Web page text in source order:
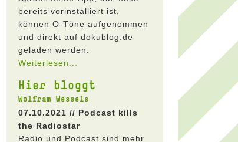
bereits vorinstalliert ist,
können O-Töne aufgenommen
und direkt auf dokublog.de
geladen werden.
Weiterlesen...
Hier bloggt
Wolfram Wessels
07.10.2021 // Podcast kills
the Radiostar
Radio und Podcast sind mehr